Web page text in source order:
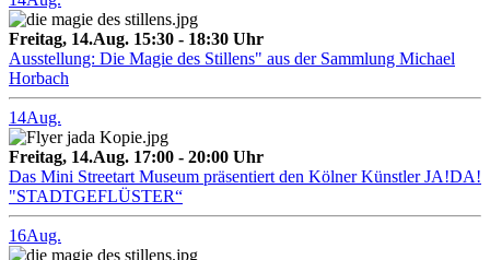
Freitag, 14.Aug. 15:30 - 18:30 Uhr
Ausstellung: Die Magie des Stillens" aus der Sammlung Michael
Horbach
14Aug.
Freitag, 14.Aug. 17:00 - 20:00 Uhr
Das Mini Streetart Museum präsentiert den Kölner Künstler JA!DA!
"STADTGEFLÜSTER“
16Aug.